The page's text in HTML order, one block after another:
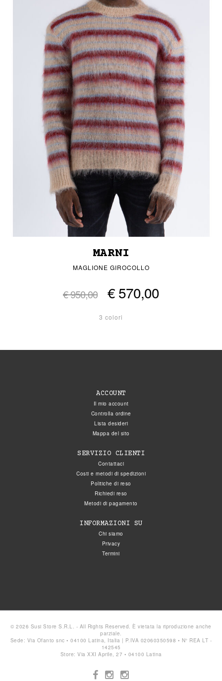
MARNI
MAGLIONE GIROCOLLO
€ 950,00 € 570,00
3 colori
ACCOUNT
Il mio account
Controlla ordine
Lista desideri
Mappa del sito
SERVIZIO CLIENTI
Contattaci
Costi e metodi di spedizioni
Politiche di reso
Richiedi reso
Metodi di pagamento
INFORMAZIONI SU
Chi siamo
Privacy
Termini
© 2026 Susi Store S.R.L. - All Rights Reserved. È vietata la riproduzione anche
parziale.
Sede: Via Ofanto snc • 04100 Latina, Italia | P.IVA 02060350598 • N° REA LT -
142545
Store: Via XXI Aprile, 27 • 04100 Latina